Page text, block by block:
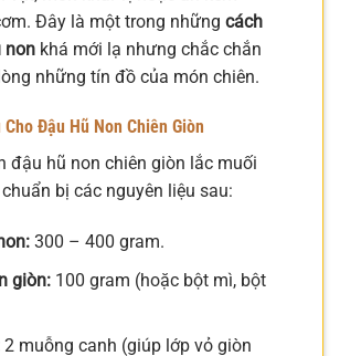
Đây là một trong những cách
non khá mới lạ nhưng chắc chắn
những tín đồ của món chiên.
Cho Đậu Hũ Non Chiên Giòn
đậu hũ non chiên giòn lắc muối
bị các nguyên liệu sau:
300 – 400 gram.
giòn:100 gram (hoặc bột mì, bột
2 muỗng canh (giúp lớp vỏ giòn